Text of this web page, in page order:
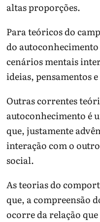
altas proporções.
Para teóricos do
do
cenários mentais
ideias, pensamentos
Outras correntes
autoconhecimento é
que, justamente
interação com o
social.
As teorias do
que, a compreensão
ocorre da relação que